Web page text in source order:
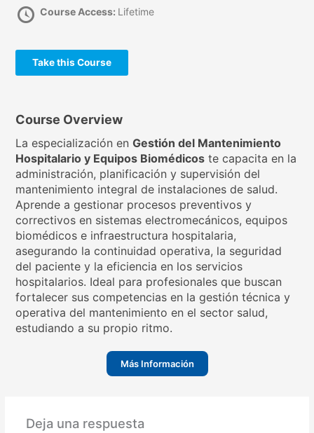
Course Access: Lifetime
Take this Course
Course Overview
La especialización enGestión del Mantenimiento
Hospitalario y Equipos Biomédicos te capacita en la
administración, planificación y supervisión del
mantenimiento integral de instalaciones de salud.
Aprende a gestionar procesos preventivos y
correctivos en sistemas electromecánicos, equipos
biomédicos e infraestructura hospitalaria,
asegurando la continuidad operativa, la seguridad
del paciente y la eficiencia en los servicios
hospitalarios. Ideal para profesionales que buscan
fortalecer sus competencias en la gestión técnica y
operativa del mantenimiento en el sector salud,
estudiando a su propio ritmo.
Más Información
Deja una respuesta